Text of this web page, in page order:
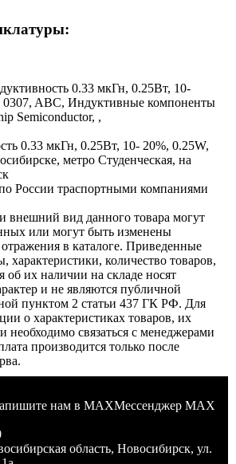
0.33 мкГн, 0.25Вт, 10-
0307, ABC, Индуктивные компоненты
Semiconductor, ,
0.33 мкГн, 0.25Вт, 10- 20%, 0.25W,
метро Студенческая, на
России траспортными компаниями
внешний вид данного товара могут
или могут быть изменены
в каталоге. Приведенные
характеристики, количество товаров,
об их наличии на складе носят
и не являются публичной
пунктом 2 статьи 437 ГК РФ. Для
о характеристиках товаров, их
необходимо связаться с менеджерами
производится только после
Мессенджер MAX
область, Новосибирск, ул.